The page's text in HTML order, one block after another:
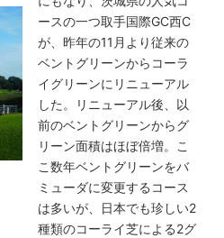
ースの一つ取手国際GC西C
が、昨年の11月より従来の
ベントグリーンからコーラ
イグリーンにリニューアル
した。リニューアル後、以
前のベントグリーンからグ
リーン面積はほぼ倍増。こ
こ数年ベントグリーンをバ
ミューダに変更するコース
は多いが、日本でも珍しい2
種類のコーライ芝による2グ